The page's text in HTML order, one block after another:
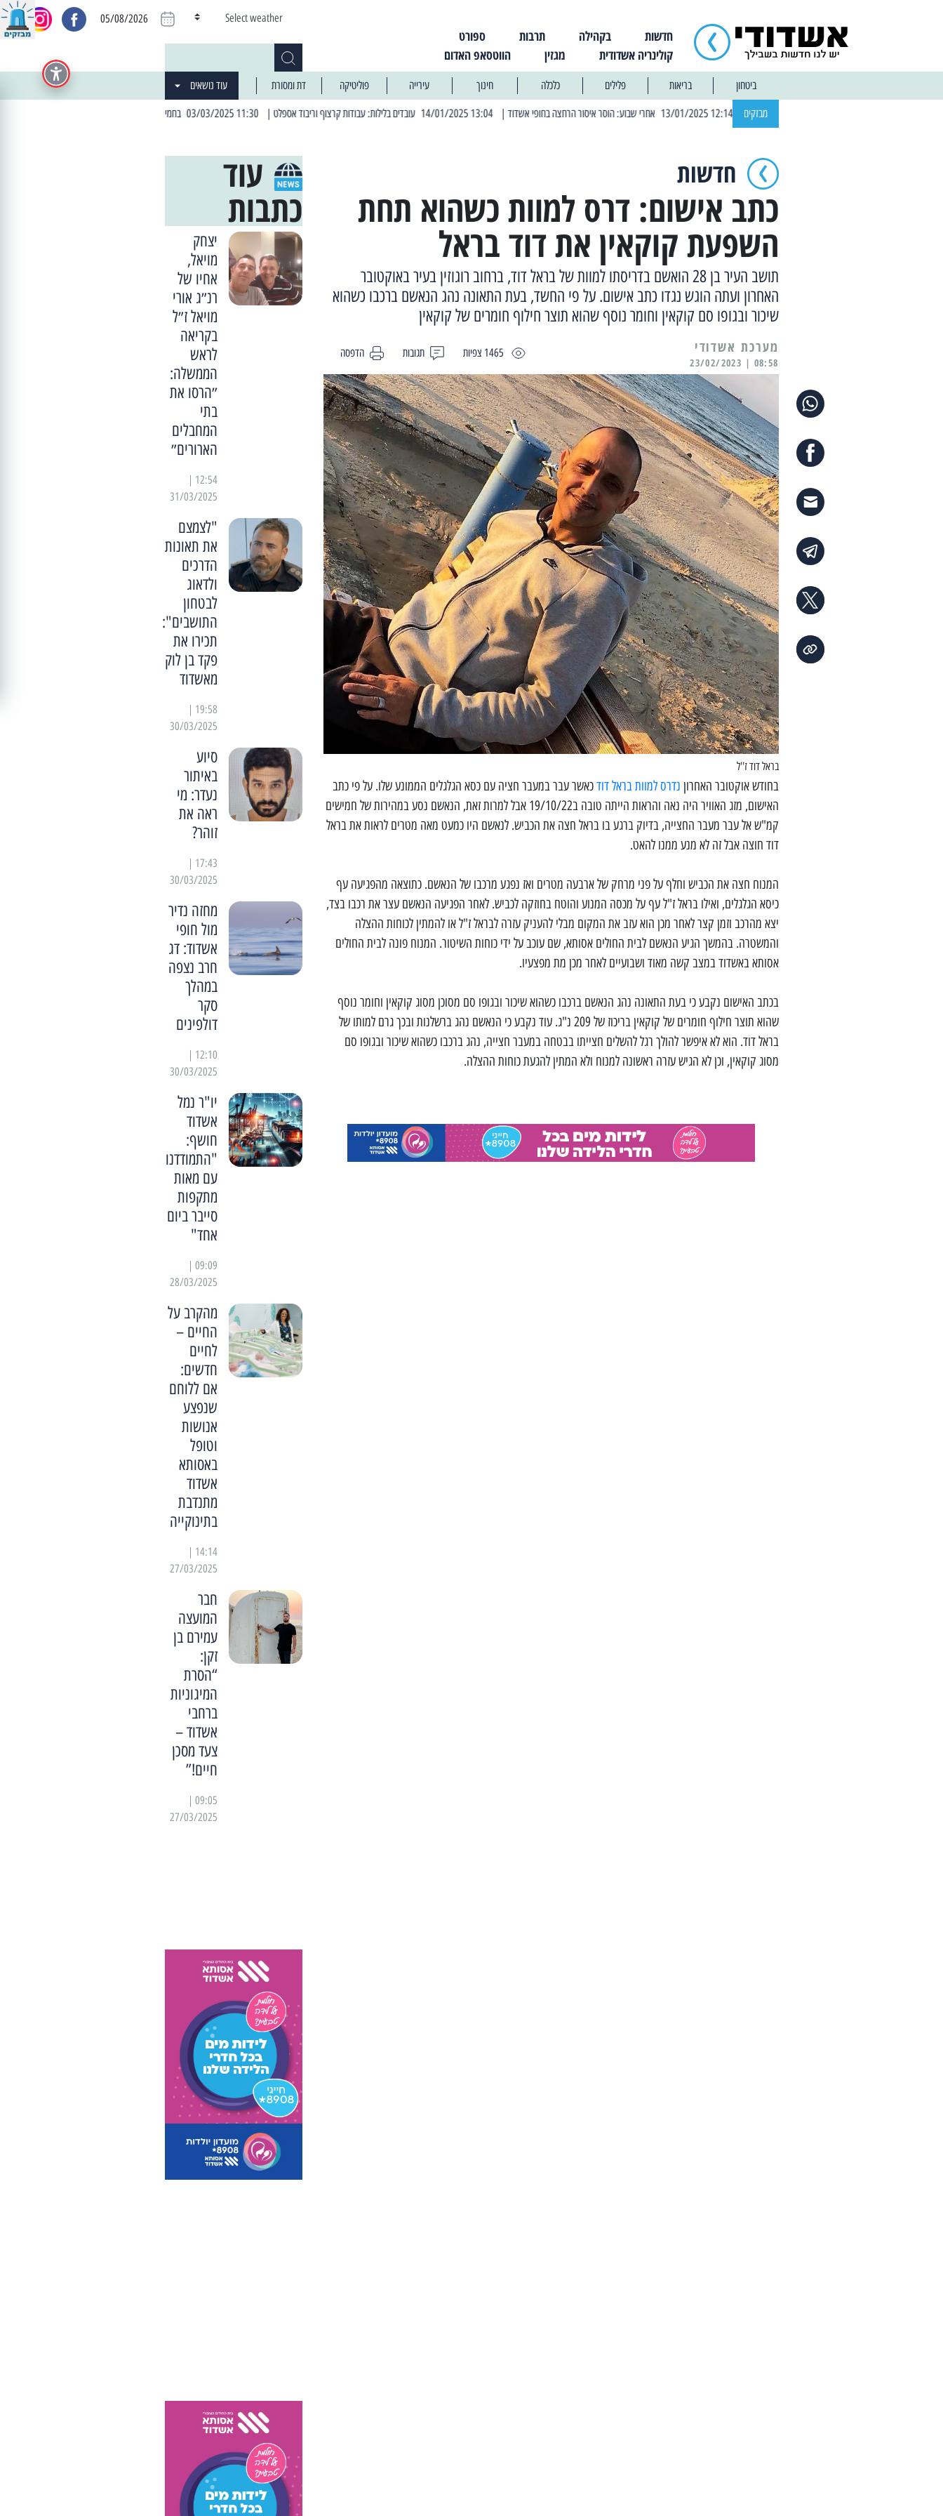
חדשות בקהילה תרבות
ספורט
קולינריה אשדודית
מגזין הווטסאפ האדום
Select weather
05/08/2026
ביטחון בריאות פלילים כלכלה חינוך עירייה פוליטיקה דת ומסורת עוד נושאים
מבזקים | 13:04 14/01/2025 עובדים בלילות: עבודות קרצוף וריבוד אספלט | 11:30 03/03/2025 בחמישי הקרוב: הרחובות בהם תהיה הפסקת חשמל יזומה
חדשות
כתב אישום: דרס למוות כשהוא תחת
השפעת קוקאין את דוד בראל
תושב העיר בן 28 הואשם בדריסתו למוות של בראל דוד, ברחוב רוגוזין בעיר באוקטובר
האחרון ועתה הוגש נגדו כתב אישום. על פי החשד, בעת התאונה נהג הנאשם ברכבו כשהוא
שיכור ובגופו סם קוקאין וחומר נוסף שהוא תוצר חילוף חומרים של קוקאין
1465 צפיות תגובות הדפסה מערכת אשדודי
08:58 | 23/02/2023
בראל דוד ז''ל
בחודש אוקטובר האחרון נדרס למוות בראל דודכאשר עבר במעבר חציה עם כסא הגלגלים הממונע שלו. על פי כתב
האישום, מזג האוויר היה נאה והראות הייתה טובה ב19/10/22 אבל למרות זאת, הנאשם נסע במהירות של חמישים
קמ"ש אל עבר מעבר החצייה, בדיוק ברגע בו בראל חצה את הכביש. לנאשם היו כמעט מאה מטרים לראות את בראל
דוד חוצה אבל זה לא מנע ממנו להאט.
המנוח חצה את הכביש וחלף על פני מרחק של ארבעה מטרים ואז נפגע מרכבו של הנאשם. כתוצאה מהפגיעה עף
כיסא הגלגלים, ואילו בראל ז"ל עף על מכסה המנוע והוטח בחוזקה לכביש. לאחר הפגיעה הנאשם עצר את רכבו בצד,
יצא מהרכב וזמן קצר לאחר מכן הוא עזב את המקום מבלי להעניק עזרה לבראל ז"ל או להמתין לכוחות ההצלה
והמשטרה. בהמשך הגיע הנאשם לבית החולים אסותא, שם עוכב על ידי כוחות השיטור. המנוח פונה לבית החולים
אסותא באשדוד במצב קשה מאוד ושבועיים לאחר מכן מת מפצעיו.
בכתב האישום נקבע כי בעת התאונה נהג הנאשם ברכבו כשהוא שיכור ובגופו סם מסוכן מסוג קוקאין וחומר נוסף
שהוא תוצר חילוף חומרים של קוקאין בריכוז של 209 נ"ג. עוד נקבע כי הנאשם נהג ברשלנות ובכך גרם למותו של
בראל דוד. הוא לא איפשר להולך רגל להשלים חצייתו בבטחה במעבר חצייה, נהג ברכבו כשהוא שיכור ובגופו סם
מסוג קוקאין, וכן לא הגיש עזרה ראשונה למנוח ולא המתין להגעת כוחות ההצלה.
עוד
כתבות
יצחק
מויאל,
אחיו של
רנ״ג אורי
מויאל ז״ל
בקריאה
לראש
הממשלה:
״הרסו את
בתי
המחבלים
הארורים״
31/03/2025
"לצמצם
את תאונות
הדרכים
ולדאוג
לבטחון
התושבים":
תכירו את
פקד בן לוק
מאשדוד
30/03/2025
סיוע
באיתור
נעדר: מי
ראה את
זוהר?
30/03/2025
מחזה נדיר
מול חופי
אשדוד: דג
חרב נצפה
במהלך
סקר
דולפינים
30/03/2025
יו"ר נמל
אשדוד
חושף:
"התמודדנו
עם מאות
מתקפות
סייבר ביום
אחד"
28/03/2025
מהקרב על
החיים –
לחיים
חדשים:
אם ללוחם
שנפצע
אנושות
וטופל
באסותא
אשדוד
מתנדבת
בתינוקייה
27/03/2025
חבר
המועצה
עמירם בן
זקן:
“הסרת
המיגוניות
ברחבי
אשדוד –
צעד מסכן
חיים!”
27/03/2025